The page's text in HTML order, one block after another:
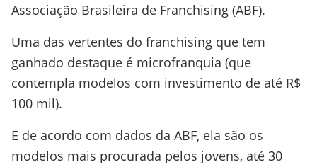
Associação Brasileira de Franchising (ABF).
Uma das vertentes do franchising que tem
ganhado destaque é microfranquia (que
contempla modelos com investimento de até R$
100 mil).
E de acordo com dados da ABF, ela são os
modelos mais procurada pelos jovens, até 30